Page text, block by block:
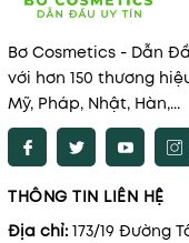
Bơ Cosmetics - Dẫn
với hơn 150 thương
Mỹ, Pháp, Nhật, Hàn,...
THÔNG TIN LIÊN HỆ
Địa chỉ: 173/19 Đường